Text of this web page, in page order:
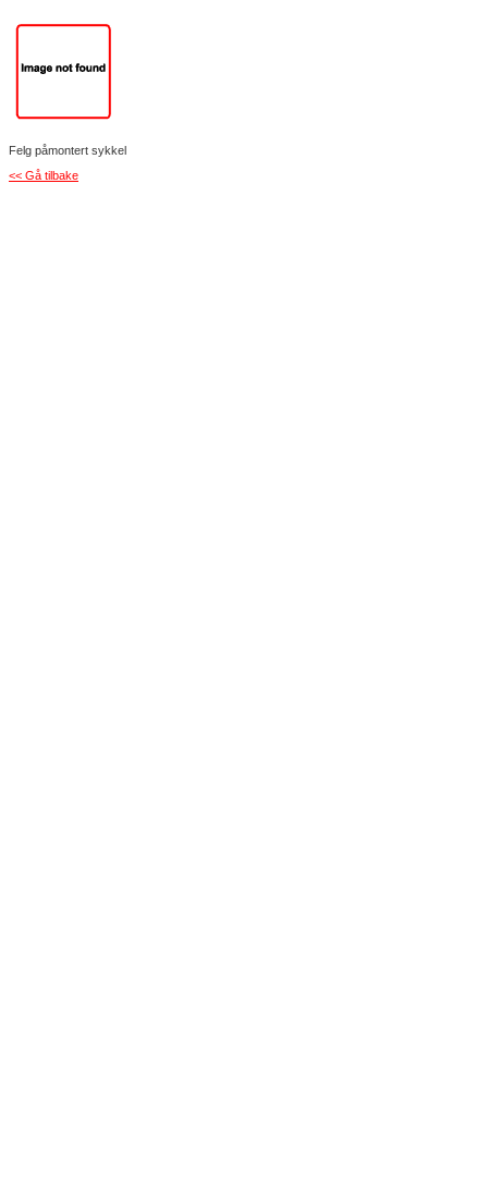
Felg påmontert sykkel
<< Gå tilbake